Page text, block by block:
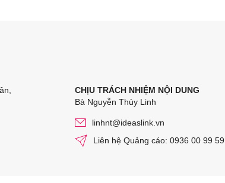
CHỊU TRÁCH NHIỆM NỘI DUNG
Bà Nguyễn Thùy Linh
linhnt@ideaslink.vn
Liên hệ Quảng cáo: 0936 00 99 59